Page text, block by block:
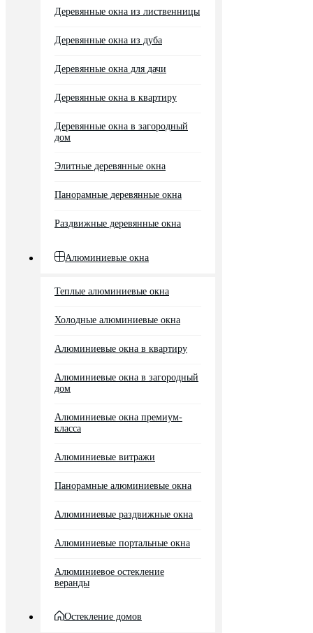
Деревянные окна из лиственницы
Деревянные окна из дуба
Деревянные окна для дачи
Деревянные окна в квартиру
Деревянные окна в загородный
дом
Элитные деревянные окна
Панорамные деревянные окна
Раздвижные деревянные окна
Алюминиевые окна
Теплые алюминиевые окна
Холодные алюминиевые окна
Алюминиевые окна в квартиру
Алюминиевые окна в загородный
дом
Алюминиевые окна премиум-
класса
Алюминиевые витражи
Панорамные алюминиевые окна
Алюминиевые раздвижные окна
Алюминиевые портальные окна
Алюминиевое остекление
веранды
Остекление домов